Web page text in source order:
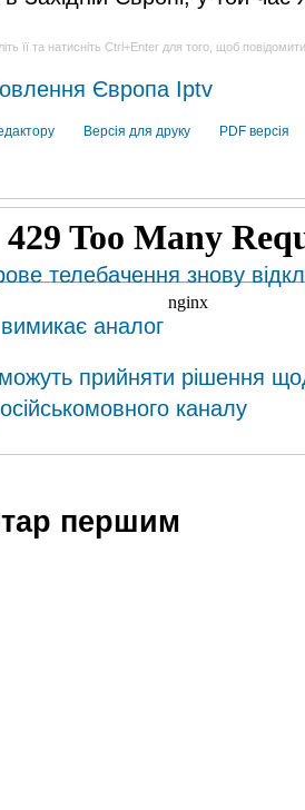
її та натисніть Ctrl+Enter для того, щоб
Європа Iptv
Версія для друку PDF версія
телебачення знову
аналог
можуть прийняти рішення
каналу
першим